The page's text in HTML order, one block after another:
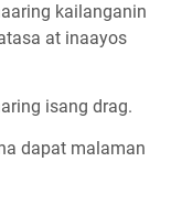
kailanganin
at inaayos
isang drag.
dapat malaman